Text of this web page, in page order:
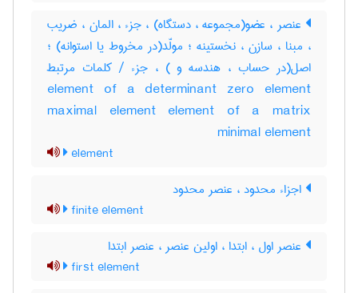
عنصر ، عضو(مجموعه ، دستگاه) ، جزء ، المان ، ضریب
، مبنا ، سازن ، نخستینه ؛ مولّد(در مخروط یا استوانه) ؛
اصل(در حساب ، هندسه و ) ، جزء / کلمات مرتبط
element of a determinant zero element
maximal element element of a matrix
minimal element
element
اجزاء محدود ، عنصر محدود
finite element
عنصر اول ، ابتدا ، اولین عنصر ، عنصر ابتدا
first element